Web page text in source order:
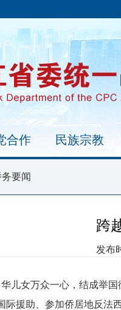
合作 民族宗教
要闻
跨
发布
儿女万众一心，结成举
际援助、参加侨居地反法